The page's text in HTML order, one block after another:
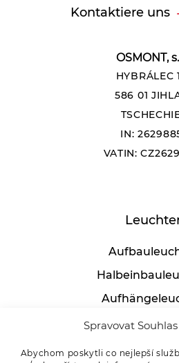
Spravovat
Abychom poskytli co nejlepší
OSMONT,
HYBRÁLEC
586 01
IN:
VATIN:
Industrielle
Kontaktiere uns